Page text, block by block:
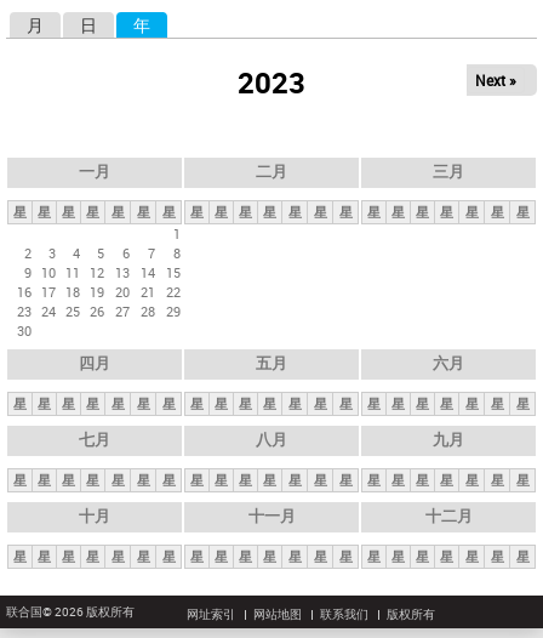
月 日 年
2023 Next »
一月
星 星 星 星 星 星
星
1
2
3 4 5 6 7
8
9 10 11 12 13 14
15
16 17 18 19 20 21
22
23 24 25 26 27 28 29
30
二月
星 星 星 星 星 星 星
三月
星 星 星 星 星 星 星
四月
星 星 星 星 星 星 星
五月
星 星 星 星 星 星 星
六月
星 星 星 星 星 星 星
七月
星 星 星 星 星 星 星
八月
星 星 星 星 星 星 星
九月
星 星 星 星 星 星 星
十月
星 星 星 星 星 星 星
十一月
星 星 星 星 星 星 星
十二月
星 星 星 星 星 星 星
联合国© 2026 版权所有 网址索引 网站地图 联系我们 版权所有